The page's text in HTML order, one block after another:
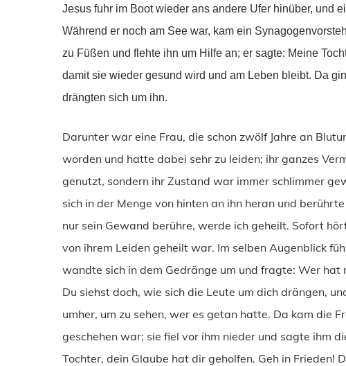
Jesus fuhr im Boot wieder ans andere Ufer hinüber, und
Während er noch am See war, kam ein
zu Füßen und flehte ihn um Hilfe an; er sagte: Meine
damit sie wieder gesund wird und am Leben bleibt. Da
drängten sich um ihn.
Darunter war eine Frau, die schon zwölf Jahre an
worden und hatte dabei sehr zu leiden; ihr ganzes
genutzt, sondern ihr Zustand war immer schlimmer
sich in der Menge von hinten an ihn heran und
nur sein Gewand berühre, werde ich geheilt. Sofort
von ihrem Leiden geheilt war. Im selben Augenblick
wandte sich in dem Gedränge um und fragte: Wer hat
Du siehst doch, wie sich die Leute um dich drängen,
umher, um zu sehen, wer es getan hatte. Da kam die
geschehen war; sie fiel vor ihm nieder und sagte ihm
Tochter, dein Glaube hat dir geholfen. Geh in Frieden!